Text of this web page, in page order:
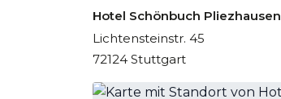
Hotel Schönbuch Pliezhausen
Lichtensteinstr. 45
72124 Stuttgart